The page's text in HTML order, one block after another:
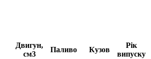
Двигун,
см3
Паливо Кузов
Рік
випуску